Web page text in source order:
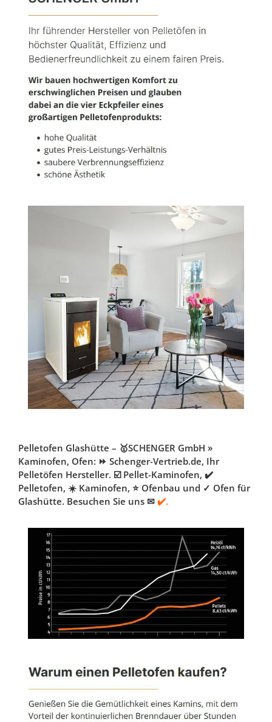
Pelletofen Glashütte – 🥇SCHENGER GmbH »
Kaminofen, Ofen: ⏩ Schenger-Vertrieb.de, Ihr
Pelletöfen Hersteller. ☑️ Pellet-Kaminofen, ✔️
Pelletofen, ☀️ Kaminofen, ⭐ Ofenbau und ✓ Ofen für
Glashütte. Besuchen Sie uns ✉ ✔️.